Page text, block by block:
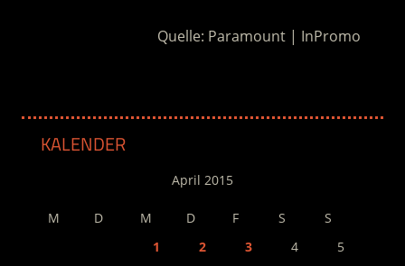
Quelle: Paramount | InPromo
KALENDER
April 2015
M D M D F S
S
1
2 3 4
5